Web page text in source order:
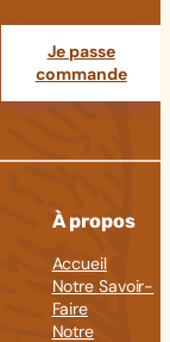
Je passe
commande
À propos
Accueil
Notre Savoir-
Faire
Notre